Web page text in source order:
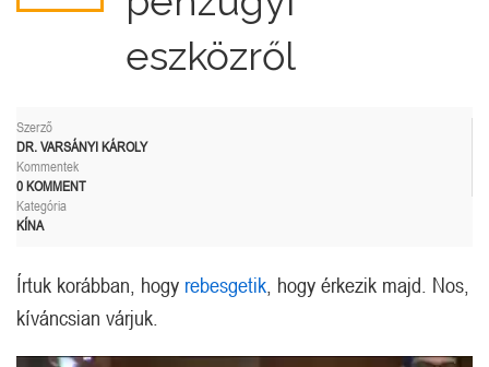
eszközről
Szerző
DR. VARSÁNYI KÁROLY
Kommentek
0 KOMMENT
Kategória
KÍNA
Írtuk korábban, hogy rebesgetik , hogy érkezik majd. Nos,
kíváncsian várjuk.